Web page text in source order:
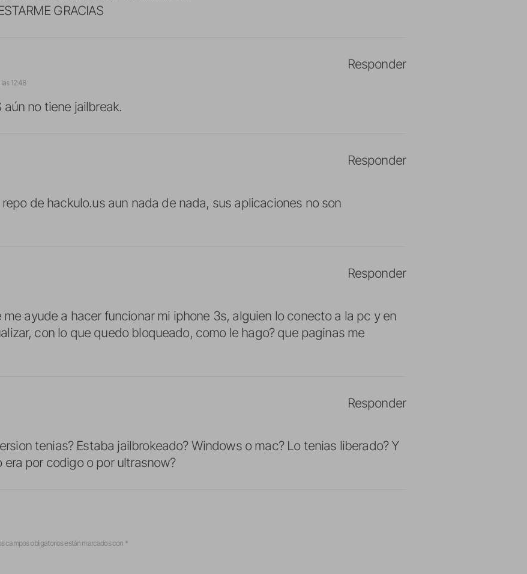
GRACIAS
12:48
aún no tiene jailbreak.
Responder
de hackulo.us aun nada de nada, sus aplicaciones no son
Responder
me ayude a hacer funcionar mi iphone 3s, alguien lo conecto a la pc y en
con lo que quedo bloqueado, como le hago? que paginas me
Responder
tenias? Estaba jailbrokeado? Windows o mac? Lo tenias liberado? Y
era por codigo o por ultrasnow?
Responder
campos obligatorios están marcados con *